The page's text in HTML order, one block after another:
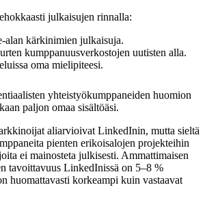
julkaisujen rinnalla:
alan kärkinimien julkaisuja.
kumppanuusverkostojen uutisten alla.
oma mielipiteesi.
yhteistyökumppaneiden huomion
paljon omaa sisältöäsi.
aliarvioivat LinkedInin, mutta sieltä
pienten erikoisalojen projekteihin
ei mainosteta julkisesti. Ammattimaisen
tavoittavuus LinkedInissä on 5–8 %
huomattavasti korkeampi kuin vastaavat